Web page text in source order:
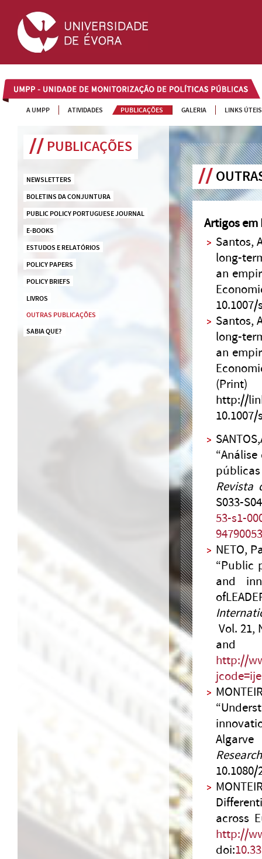
UMPP
A UMPP ATIVIDADES PUBLICAÇÕES GALERIA LINKS ÚTEIS
PUBLICAÇÕES
NEWSLETTERS
BOLETINS DA CONJUNTURA
PUBLIC POLICY PORTUGUESE JOURNAL
E-BOOKS
ESTUDOS E RELATÓRIOS
POLICY PAPERS
POLICY BRIEFS
LIVROS
OUTRAS PUBLICAÇÕES
SABIA QUE?
Artigos
Santos,
long-
an
10.1007/
Santos,
long-
an
http://
10.1007/
Revista
S033-
53-s1-
NETO,
“Public
and
Vol. 21,
http://
10.1080/
across
http://
doi: